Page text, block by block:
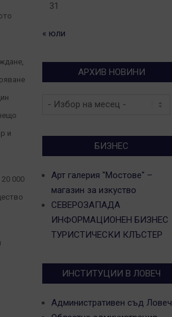
и
000
31
« юли
АРХИВ НОВИНИ
Архив
БИЗНЕС
Арт галерия "Мостове" –
магазин за изкуство
СЕВЕРОЗАПАДА
ИНФОРМАЦИОНЕН БИЗНЕС
ТУРИСТИЧЕСКИ КЛЪСТЕР
ИНСТИТУЦИИ В ЛОВЕЧ
Административен съд Ловеч